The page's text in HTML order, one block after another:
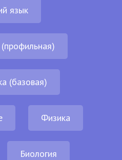
язык
(базовая)
Физика
Биология